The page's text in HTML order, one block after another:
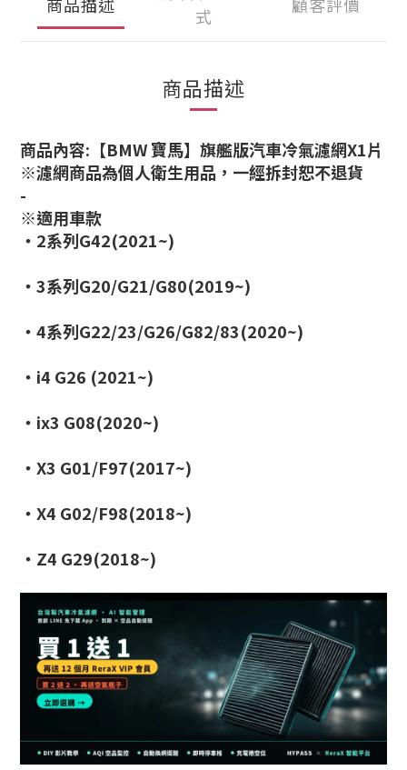
式
商品描述
商品內容: 【BMW 寶馬】 旗艦版汽車冷氣濾網X1片
※濾網商品為個人衛生用品，一經拆封恕不退貨
-
※適用車款
・2系列G42(2021~)
・3系列G20/G21/G80(2019~)
・4系列G22/23/G26/G82/83(2020~)
・i4 G26 (2021~)
・ix3 G08(2020~)
・X3 G01/F97(2017~)
・X4 G02/F98(2018~)
・Z4 G29(2018~)